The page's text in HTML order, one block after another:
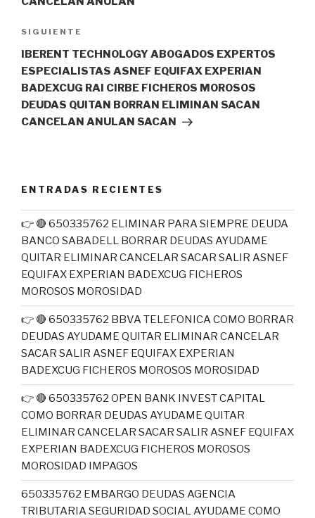
Siguiente
entrada
SIGUIENTE
IBERENT TECHNOLOGY ABOGADOS EXPERTOS
ESPECIALISTAS ASNEF EQUIFAX EXPERIAN
BADEXCUG RAI CIRBE FICHEROS MOROSOS
DEUDAS QUITAN BORRAN ELIMINAN SACAN
CANCELAN ANULAN SACAN
ENTRADAS RECIENTES
👉 🔴 650335762 ELIMINAR PARA SIEMPRE DEUDA
BANCO SABADELL BORRAR DEUDAS AYUDAME
QUITAR ELIMINAR CANCELAR SACAR SALIR ASNEF
EQUIFAX EXPERIAN BADEXCUG FICHEROS
MOROSOS MOROSIDAD
👉 🔴 650335762 BBVA TELEFONICA COMO BORRAR
DEUDAS AYUDAME QUITAR ELIMINAR CANCELAR
SACAR SALIR ASNEF EQUIFAX EXPERIAN
BADEXCUG FICHEROS MOROSOS MOROSIDAD
👉 🔴 650335762 OPEN BANK INVEST CAPITAL
COMO BORRAR DEUDAS AYUDAME QUITAR
ELIMINAR CANCELAR SACAR SALIR ASNEF EQUIFAX
EXPERIAN BADEXCUG FICHEROS MOROSOS
MOROSIDAD IMPAGOS
650335762 EMBARGO DEUDAS AGENCIA
TRIBUTARIA SEGURIDAD SOCIAL AYUDAME COMO